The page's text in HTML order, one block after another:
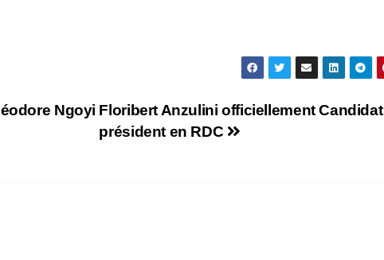
Floribert Anzulini officiellement Candidat
président en RDC
Ngoyi